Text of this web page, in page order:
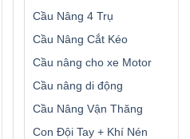
Cầu Nâng 4 Trụ
Cầu Nâng Cắt Kéo
Cầu nâng cho xe Motor
Cầu nâng di động
Cầu Nâng Vận Thăng
Con Đội Tay + Khí Nén